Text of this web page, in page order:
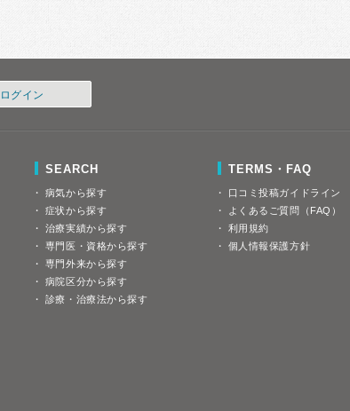
ログイン
SEARCH
病気から探す
症状から探す
治療実績から探す
専門医・資格から探す
専門外来から探す
病院区分から探す
診療・治療法から探す
TERMS・FAQ
口コミ投稿ガイドライン
よくあるご質問（FAQ）
利用規約
個人情報保護方針